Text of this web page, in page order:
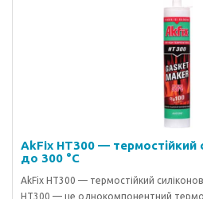
AkFix HT300 — термостійкий
до 300 °C
AkFix HT300 — термостійкий
HT300 — це однокомпонентний